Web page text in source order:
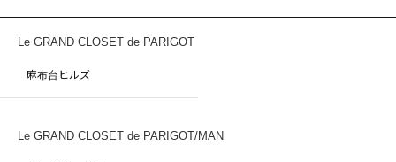
Le GRAND CLOSET de PARIGOT
麻布台ヒルズ
Le GRAND CLOSET de PARIGOT/MAN